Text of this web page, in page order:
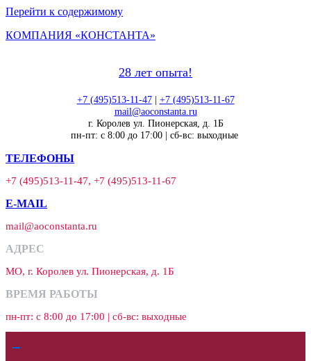
Перейти к содержимому
КОМПАНИЯ «КОНСТАНТА»
28 лет опыта!
+7 (495)513-11-47| +7 (495)513-11-67
mail@aoconstanta.ru
г. Королев ул. Пионерская, д. 1Б
пн-пт: с 8:00 до 17:00 | сб-вс: выходные
ТЕЛЕФОНЫ
+7 (495)513-11-47, +7 (495)513-11-67
E-MAIL
mail@aoconstanta.ru
АДРЕС
МО, г. Королев ул. Пионерская, д. 1Б
ВРЕМЯ РАБОТЫ
пн-пт: с 8:00 до 17:00 | сб-вс: выходные